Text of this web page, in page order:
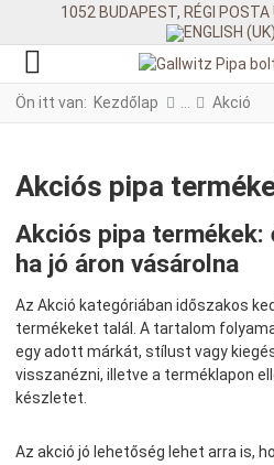
1052 BUDAPEST, RÉGI POSTA
Ön itt van: Kezdőlap Akció
Akciós pipa
Akciós pipa termékek:
ha jó áron vásárolna
Az Akció kategóriában időszakos
termékeket talál. A tartalom
egy adott márkát, stílust vagy
visszanézni, illetve a terméklapon
készletet.
Az akció jó lehetőség lehet arra is,